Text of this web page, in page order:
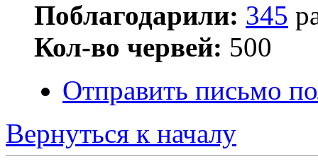
Поблагодарили: 345
Кол-во червей: 500
Отправить письмо
Вернуться к началу